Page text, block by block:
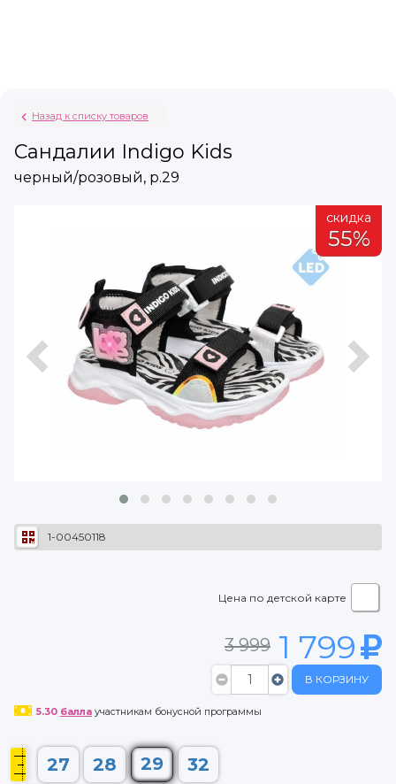
Назад к списку товаров
Сандалии Indigo Kids
черный/розовый, р.29
скидка
55%
1-00450118
Цена по детской карте
3 999 1 799
В КОРЗИНУ
5.30 баллаучастникам бонусной программы
27 28 29 32